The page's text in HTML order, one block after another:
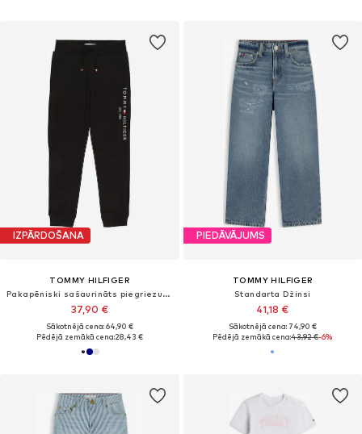
IZPĀRDOŠANA
TOMMY HILFIGER
Pakapēniski sašaurināts piegriezums Bikses
37,90 €
Sākotnējā cena: 64,90 €
Pēdējā zemākā cena:28,43 €
PIEDĀVĀJUMS
TOMMY HILFIGER
Standarta Džinsi
41,18 €
Sākotnējā cena: 74,90 €
Pēdējā zemākā cena:43,92 €-6%